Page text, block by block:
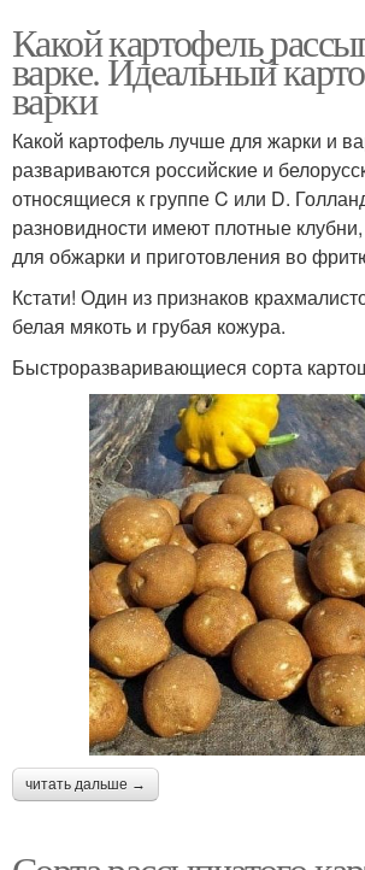
Какой картофель
варке. Идеальный
варки
Какой картофель лучше для жарки и
развариваются российские и
относящиеся к группе C или D.
разновидности имеют плотные
для обжарки и приготовления во
Кстати! Один из признаков
белая мякоть и грубая кожура.
Быстроразваривающиеся сорта
читать дальше →